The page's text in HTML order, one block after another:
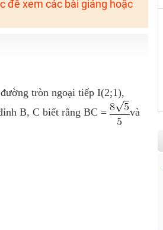
để xem các bài giảng hoặc
tròn ngoại tiếp I(2;1),
B, C biết rằng BC =
và